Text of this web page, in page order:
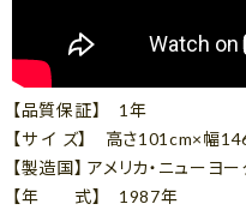
【品質保証】 1年
【サ イ ズ】 高さ101cm×幅
【製造国】 アメリカ・ニューヨー
【年 式】 1987年